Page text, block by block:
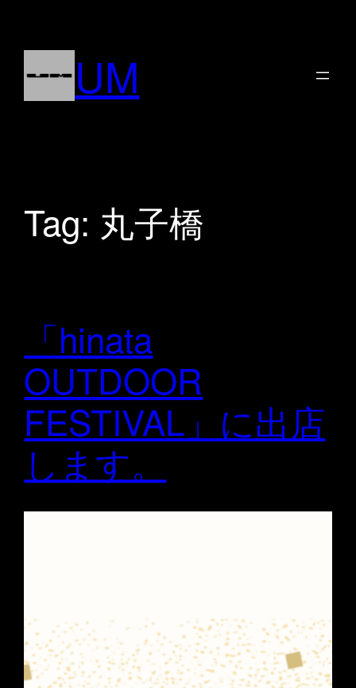
to
contentUM
Tag: 丸子橋
「hinata
OUTDOOR
FESTIVAL」に出店
します。